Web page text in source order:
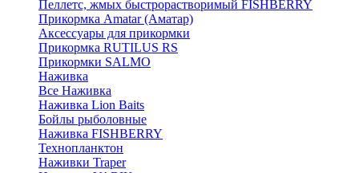
Пеллетс, жмых быстрорастворимый FISHBERRY
Прикормка Amatar (Аматар)
Аксессуары для прикормки
Прикормка RUTILUS RS
Прикормки SALMO
Наживка
Все Наживка
Наживка Lion Baits
Бойлы рыболовные
Наживка FISHBERRY
Технопланктон
Наживки Traper